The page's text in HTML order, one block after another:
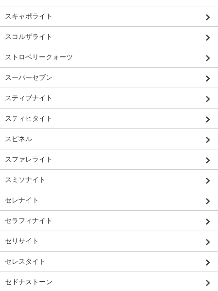
スキャポライト
スコルザライト
ストロベリークォーツ
スーパーセブン
スティブナイト
スティヒタイト
スピネル
スファレライト
スミソナイト
セレナイト
セラフィナイト
セリサイト
セレスタイト
セドナストーン